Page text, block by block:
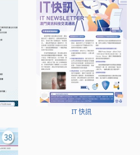
IT 快訊